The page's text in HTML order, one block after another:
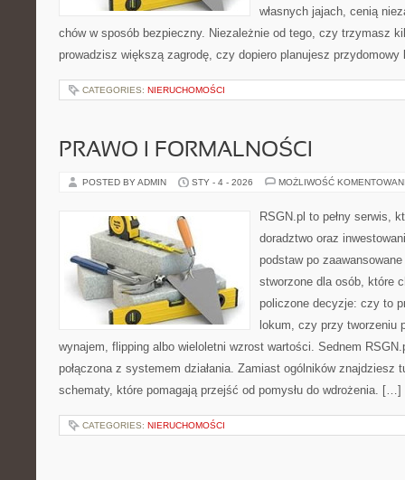
własnych jajach, cenią
chów w sposób bezpieczny. Niezależnie od tego, czy trzymasz
prowadzisz większą zagrodę, czy dopiero planujesz
CATEGORIES: NIERUCHOMOŚCI
PRAWO I FORMALNOŚCI
POSTED BY ADMIN STY - 4 - 2026 MOŻLIWOŚĆ
RSGN.pl to pełny serwis,
doradztwo oraz
podstaw po
stworzone dla osób, które
policzone decyzje: czy to
lokum, czy przy tworzeniu
wynajem, flipping albo wieloletni wzrost wartości. Sednem
połączona z systemem działania. Zamiast ogólników znajdziesz
schematy, które pomagają przejść od pomysłu do wdrożenia. […]
CATEGORIES: NIERUCHOMOŚCI